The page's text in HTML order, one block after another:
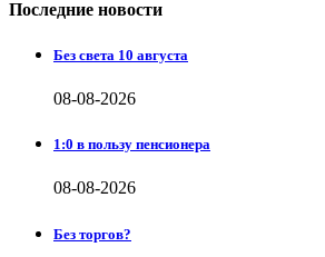
Последние новости
Без света 10 августа
08-08-2026
1:0 в пользу пенсионера
08-08-2026
Без торгов?